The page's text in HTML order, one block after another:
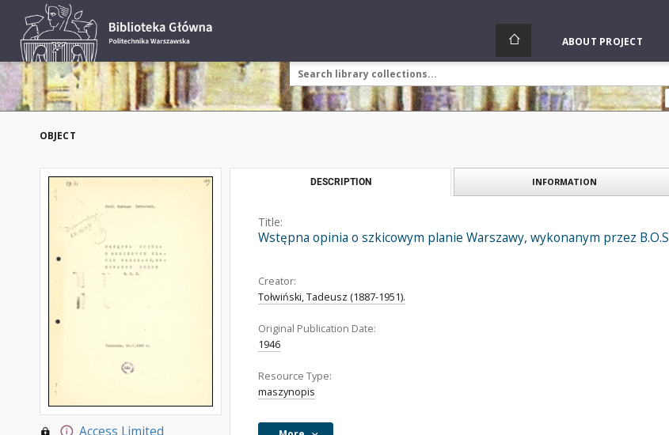
ABOUT PROJECT
OBJECT
Access Limited
DESCRIPTION INFORMATION
Title:
Wstępna opinia o szkicowym planie Warszawy, wykonanym przez B.O.S
Creator:
Tołwiński, Tadeusz (1887-1951).
Original Publication Date:
1946
Resource Type:
maszynopis